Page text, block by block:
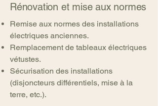
Rénovation et mise aux normes
Remise aux normes des installations
électriques anciennes.
Remplacement de tableaux électriques
vétustes.
Sécurisation des installations
(disjoncteurs différentiels, mise à la
terre, etc.).